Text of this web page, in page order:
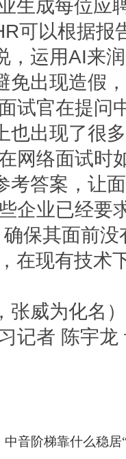
生成每位应
可以根据报
，运用AI来
免出现造假
试官在提问
出现了很多
网络面试时
考答案，让
企业已经要
确保其面前
在现有技术
威为化名）
记者 陈宇
音阶梯靠什么稳居